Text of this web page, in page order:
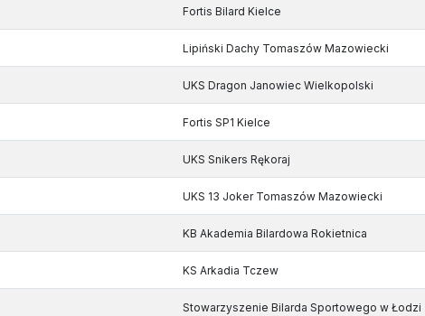
Fortis Bilard Kielce
Lipiński Dachy Tomaszów Mazowiecki
UKS Dragon Janowiec Wielkopolski
Fortis SP1 Kielce
UKS Snikers Rękoraj
UKS 13 Joker Tomaszów Mazowiecki
KB Akademia Bilardowa Rokietnica
KS Arkadia Tczew
Stowarzyszenie Bilarda Sportowego w Łodzi